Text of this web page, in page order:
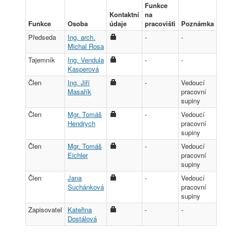
Funkce Osoba
Kontaktní
údaje
Funkce
na
pracovišti
Poznámka
Předseda
Ing. arch.
Michal Rosa
- -
Tajemník
Ing. Vendula
Kasperová
- -
Člen
Ing. Jiří
Masařík
-
Vedoucí
pracovní
supiny
Člen
Mgr. Tomáš
Hendrych
-
Vedoucí
pracovní
supiny
Člen
Mgr. Tomáš
Eichler
-
Vedoucí
pracovní
supiny
Člen
Jana
Suchánková
-
Vedoucí
pracovní
supiny
Zapisovatel
Kateřina
Dostálová
- -